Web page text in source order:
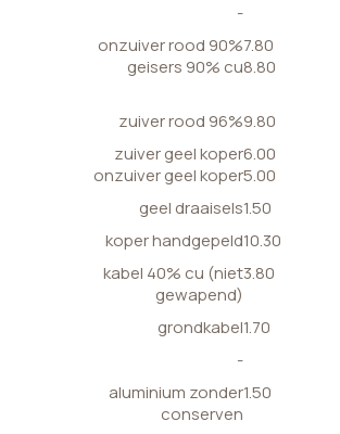
-
onzuiver rood 90%
geisers 90% cu
7.80
8.80
zuiver rood 96%9.80
zuiver geel koper
onzuiver geel koper
6.00
5.00
geel draaisels1.50
koper handgepeld10.30
kabel 40% cu (niet
gewapend)
3.80
grondkabel1.70
-
aluminium zonder
conserven
1.50